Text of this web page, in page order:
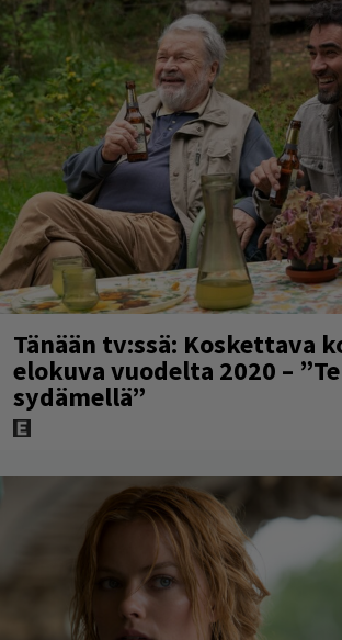
Tänään tv:ssä: Koskettava
elokuva vuodelta 2020 –
sydämellä”